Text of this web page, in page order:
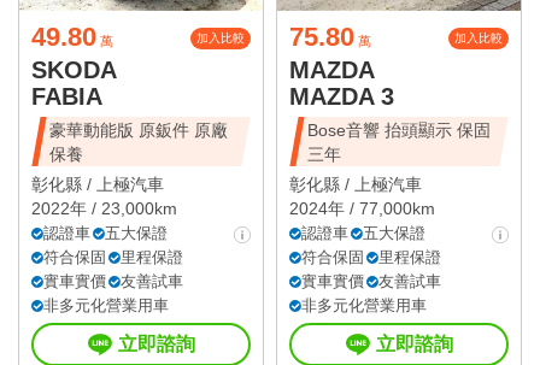
49.80 萬 加入比較
SKODA
FABIA
豪華動能版 原鈑件 原廠
保養
彰化縣 /
上極汽車
2022年 / 23,000km
認證車
五大保證
符合保固
里程保證
實車實價
友善試車
非多元化營業用車
立即諮詢
75.80 萬 加入比較
MAZDA
MAZDA 3
Bose音響 抬頭顯示 保固
三年
彰化縣 /
上極汽車
2024年 / 77,000km
認證車
五大保證
符合保固
里程保證
實車實價
友善試車
非多元化營業用車
立即諮詢